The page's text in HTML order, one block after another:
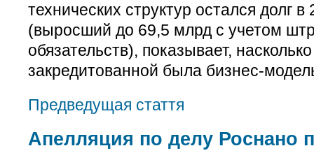
технических структур остался долг
(выросший до 69,5 млрд с учетом
обязательств), показывает,
закредитованной была бизнес-
Предведущая стаття
Апелляция по делу Роснано